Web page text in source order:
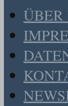
ÜBER